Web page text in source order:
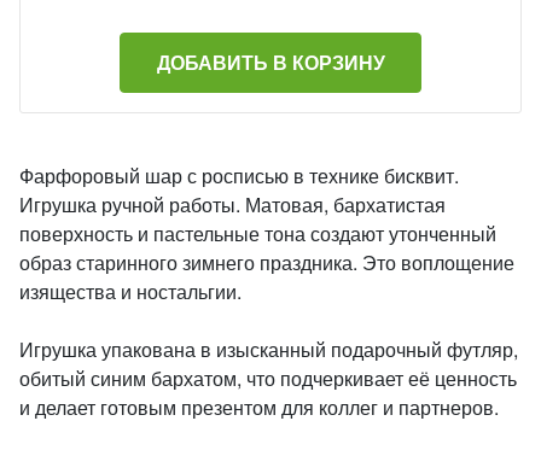
ДОБАВИТЬ В КОРЗИНУ
Фарфоровый шар с росписью в технике бисквит.
Игрушка ручной работы. Матовая, бархатистая
поверхность и пастельные тона создают утонченный
образ старинного зимнего праздника. Это воплощение
изящества и ностальгии.
Игрушка упакована в изысканный подарочный футляр,
обитый синим бархатом, что подчеркивает её ценность
и делает готовым презентом для коллег и партнеров.